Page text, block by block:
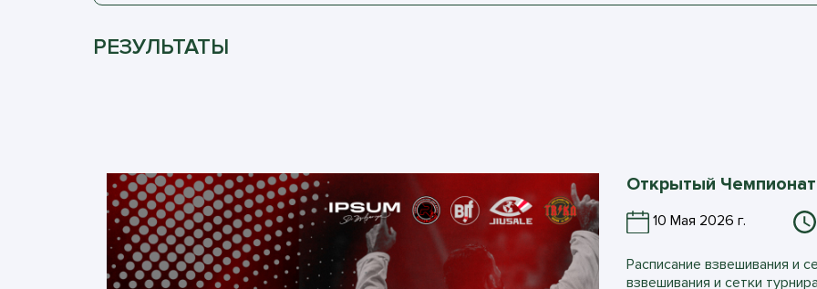
РЕЗУЛЬТАТЫ
Открытый
10 Мая 2026 г.
Расписание взвешивания и
взвешивания и сетки